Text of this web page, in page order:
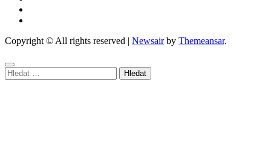
Copyright © All rights reserved | Newsairby Themeansar.
Vyhledávání